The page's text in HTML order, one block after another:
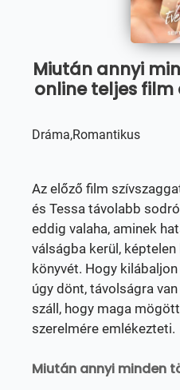
Miután annyi
online teljes
Dráma,Romantikus
Az előző film
és Tessa távolabb
eddig valaha, aminek
válságba kerül,
könyvét. Hogy
úgy dönt, távolságra
száll, hogy maga
szerelmére emlékezteti.
Miután annyi minden